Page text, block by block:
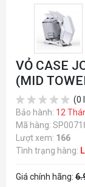
VỎ CASE
(MID
(0
Bảo hành: 12
Mã hàng:
Lượt xem: 166
Tình trạng hàng:
Giá chính hãng: